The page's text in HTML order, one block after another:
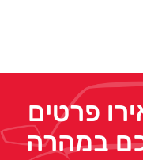
פרטים
במהרה